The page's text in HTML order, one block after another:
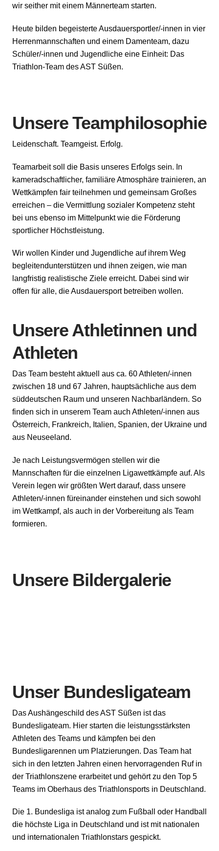
wir seither mit einem Männerteam starten.
Heute bilden begeisterte Ausdauersportler/-innen in vier
Herrenmannschaften und einem Damenteam, dazu
Schüler/-innen und Jugendliche eine Einheit: Das
Triathlon-Team des AST Süßen.
Unsere Teamphilosophie
Leidenschaft. Teamgeist. Erfolg.
Teamarbeit soll die Basis unseres Erfolgs sein. In
kameradschaftlicher, familiäre Atmosphäre trainieren, an
Wettkämpfen fair teilnehmen und gemeinsam Großes
erreichen – die Vermittlung sozialer Kompetenz steht
bei uns ebenso im Mittelpunkt wie die Förderung
sportlicher Höchstleistung.
Wir wollen Kinder und Jugendliche auf ihrem Weg
begleitendunterstützen und ihnen zeigen, wie man
langfristig realistische Ziele erreicht. Dabei sind wir
offen für alle, die Ausdauersport betreiben wollen.
Unsere Athletinnen und
Athleten
Das Team besteht aktuell aus ca. 60 Athleten/-innen
zwischen 18 und 67 Jahren, hauptsächliche aus dem
süddeutschen Raum und unseren Nachbarländern. So
finden sich in unserem Team auch Athleten/-innen aus
Österreich, Frankreich, Italien, Spanien, der Ukraine und
aus Neuseeland.
Je nach Leistungsvermögen stellen wir die
Mannschaften für die einzelnen Ligawettkämpfe auf. Als
Verein legen wir größten Wert darauf, dass unsere
Athleten/-innen füreinander einstehen und sich sowohl
im Wettkampf, als auch in der Vorbereitung als Team
formieren.
Unsere Bildergalerie
Unser Bundesligateam
Das Aushängeschild des AST Süßen ist das
Bundesligateam. Hier starten die leistungsstärksten
Athleten des Teams und kämpfen bei den
Bundesligarennen um Platzierungen. Das Team hat
sich in den letzten Jahren einen hervorragenden Ruf in
der Triathlonszene erarbeitet und gehört zu den Top 5
Teams im Oberhaus des Triathlonsports in Deutschland.
Die 1. Bundesliga ist analog zum Fußball oder Handball
die höchste Liga in Deutschland und ist mit nationalen
und internationalen Triathlonstars gespickt.